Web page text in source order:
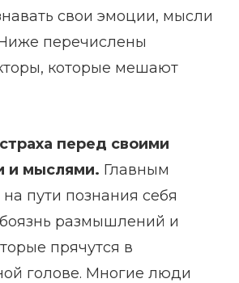
свои эмоции, мысли
перечислены
которые мешают
перед своими
и мыслями. Главным
пути познания себя
размышлений и
прячутся в
голове. Многие люди